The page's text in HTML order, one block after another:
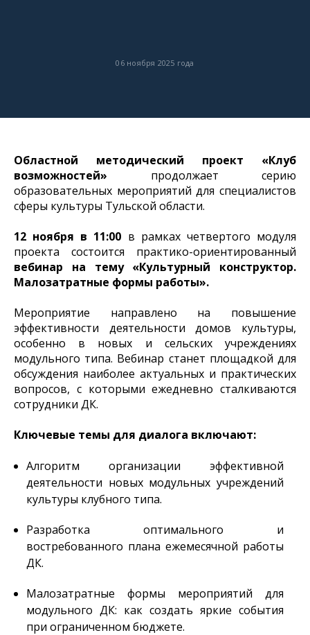
06 ноября 2025 года
Областной методический проект
«Клуб
возможностей» продолжает серию
образовательных мероприятий для специалистов
сферы культуры Тульской области.
12 ноября в 11:00 в рамках четвертого модуля
проекта состоится практико-ориентированный
вебинар на
тему «Культурный конструктор.
Малозатратные формы работы».
Мероприятие направлено на повышение
эффективности деятельности домов культуры,
особенно в новых и сельских учреждениях
модульного типа. Вебинар станет площадкой для
обсуждения наиболее актуальных и практических
вопросов, с которыми ежедневно сталкиваются
сотрудники ДК.
Ключевые темы для диалога включают:
Алгоритм организации эффективной
деятельности новых модульных учреждений
культуры клубного типа.
Разработка оптимального и
востребованного плана ежемесячной работы
ДК.
Малозатратные формы мероприятий для
модульного ДК: как создать яркие события
при ограниченном бюджете.